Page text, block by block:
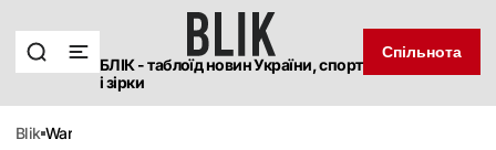
БЛІК - таблоїд новин України, спорт
і зірки
Спільнота
blik war